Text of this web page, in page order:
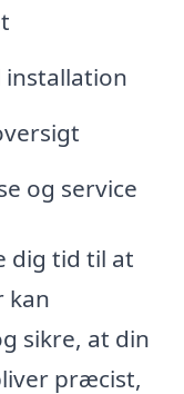
installation
og service
dig tid til at
kan
sikre, at din
præcist,